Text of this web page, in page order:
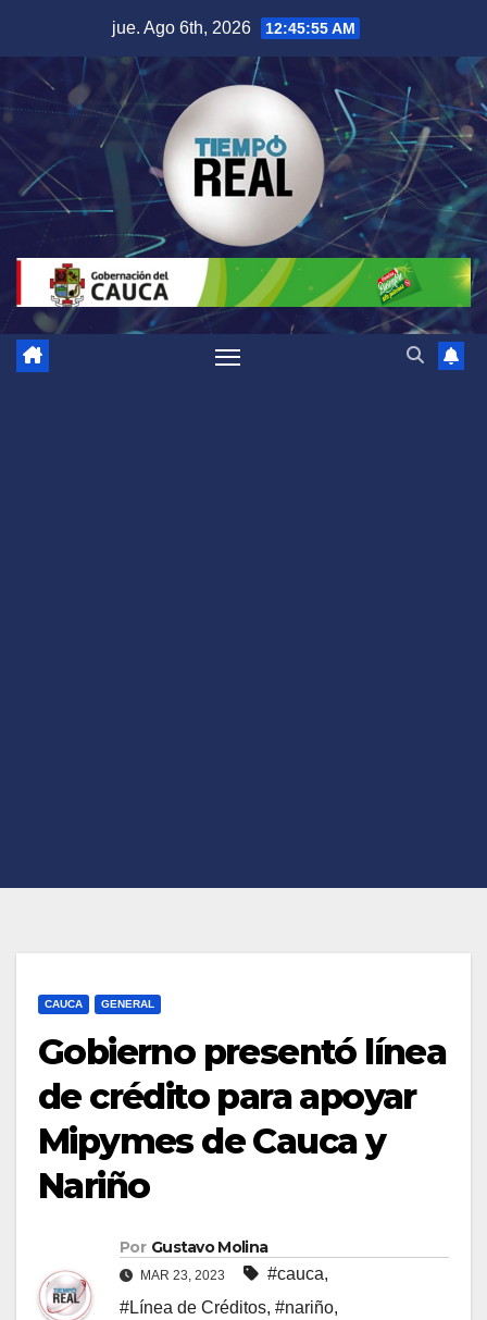
contenido
jue. Ago 6th, 2026 12:45:56 AM
CAUCA GENERAL
Gobierno presentó línea
de crédito para apoyar
Mipymes de Cauca y
Nariño
Por Gustavo Molina
MAR 23, 2023 #cauca,
#Línea de Créditos, #nariño,